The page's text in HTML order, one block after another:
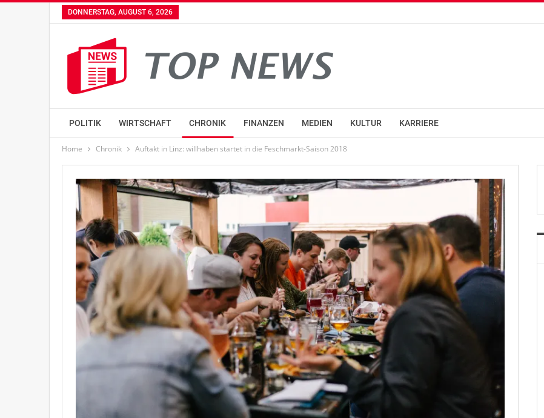
DONNERSTAG, AUGUST 6, 2026
POLITIK WIRTSCHAFT CHRONIK FINANZEN MEDIEN KULTUR KARRIERE
Home Chronik Auftakt in Linz: willhaben startet in die Feschmarkt-Saison 2018